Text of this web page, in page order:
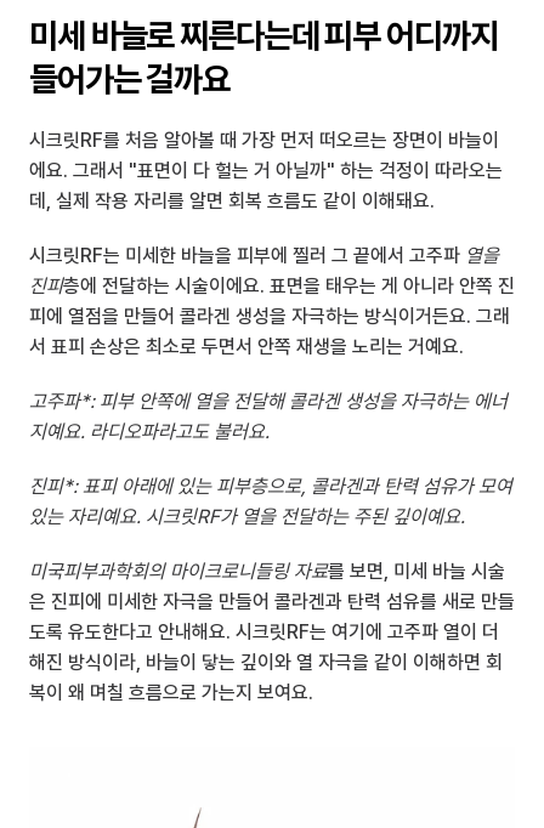
미세 바늘로 찌른다는데 피부 어디까지
들어가는 걸까요
시크릿RF를 처음 알아볼 때 가장 먼저 떠오르는 장면이 바늘이
에요. 그래서 "표면이 다 헐는 거 아닐까" 하는 걱정이 따라오는
데, 실제 작용 자리를 알면 회복 흐름도 같이 이해돼요.
시크릿RF는 미세한 바늘을 피부에 찔러 그 끝에서 고주파 열을
진피층에 전달하는 시술이에요. 표면을 태우는 게 아니라 안쪽 진
피에 열점을 만들어 콜라겐 생성을 자극하는 방식이거든요. 그래
서 표피 손상은 최소로 두면서 안쪽 재생을 노리는 거예요.
고주파*: 피부 안쪽에 열을 전달해 콜라겐 생성을 자극하는 에너
지예요. 라디오파라고도 불러요.
진피*: 표피 아래에 있는 피부층으로, 콜라겐과 탄력 섬유가 모여
있는 자리예요. 시크릿RF가 열을 전달하는 주된 깊이예요.
미국피부과학회의 마이크로니들링 자료를 보면, 미세 바늘 시술
은 진피에 미세한 자극을 만들어 콜라겐과 탄력 섬유를 새로 만들
도록 유도한다고 안내해요. 시크릿RF는 여기에 고주파 열이 더
해진 방식이라, 바늘이 닿는 깊이와 열 자극을 같이 이해하면 회
복이 왜 며칠 흐름으로 가는지 보여요.